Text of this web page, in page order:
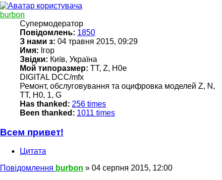
burbon
Супермодератор
Повідомлень: 1850
З нами з: 04 травня 2015, 09:29
Имя: Ігор
Звідки: Київ, Україна
Мой типоразмер: TT, Z, H0e
DIGITAL DCC/mfx
Ремонт, обслуговування та оцифровка моделей Z, N,
TT, H0, 1, G
Has thanked: 256 times
Been thanked: 1011 times
Всем привет!
Цитата
Повідомлення burbon » 04 серпня 2015, 12:00